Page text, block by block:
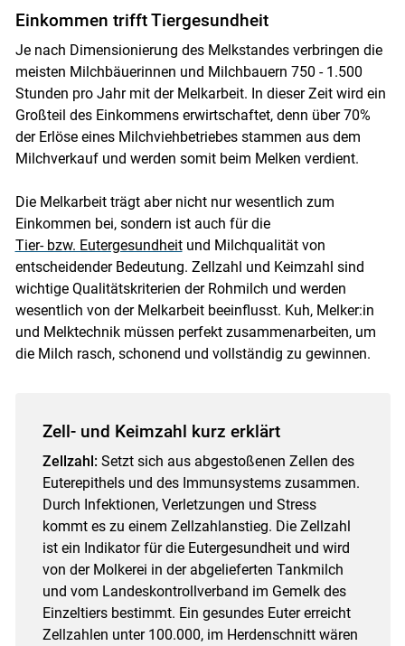
Einkommen trifft Tiergesundheit
Je nach Dimensionierung des Melkstandes verbringen die
meisten Milchbäuerinnen und Milchbauern 750 - 1.500
Stunden pro Jahr mit der Melkarbeit. In dieser Zeit wird ein
Großteil des Einkommens erwirtschaftet, denn über 70%
der Erlöse eines Milchviehbetriebes stammen aus dem
Milchverkauf und werden somit beim Melken verdient.
Die Melkarbeit trägt aber nicht nur wesentlich zum
Einkommen bei, sondern ist auch für die
Tier- bzw. Eutergesundheitund Milchqualität von
entscheidender Bedeutung. Zellzahl und Keimzahl sind
wichtige Qualitätskriterien der Rohmilch und werden
wesentlich von der Melkarbeit beeinflusst. Kuh, Melker:in
und Melktechnik müssen perfekt zusammenarbeiten, um
die Milch rasch, schonend und vollständig zu gewinnen.
Zell- und Keimzahl kurz erklärt
Zellzahl: Setzt sich aus abgestoßenen Zellen des
Euterepithels und des Immunsystems zusammen.
Durch Infektionen, Verletzungen und Stress
kommt es zu einem Zellzahlanstieg. Die Zellzahl
ist ein Indikator für die Eutergesundheit und wird
von der Molkerei in der abgelieferten Tankmilch
und vom Landeskontrollverband im Gemelk des
Einzeltiers bestimmt. Ein gesundes Euter erreicht
Zellzahlen unter 100.000, im Herdenschnitt wären